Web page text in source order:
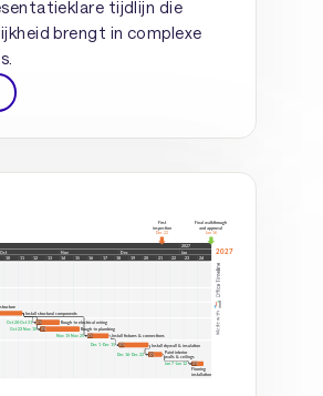
tijdlijn die
brengt in complexe